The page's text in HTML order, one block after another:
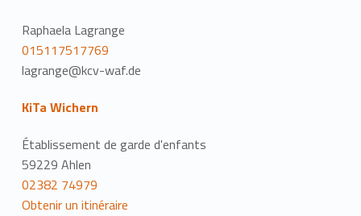
Raphaela Lagrange
015117517769
lagrange@kcv-waf.de
KiTa Wichern
Établissement de garde d'enfants
59229 Ahlen
02382 74979
Obtenir un itinéraire